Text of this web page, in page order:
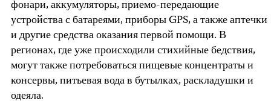
фонари, аккумуляторы, приемо-передающие
устройства с батареями, приборы GPS, а также аптечки
и другие средства оказания первой помощи. В
регионах, где уже происходили стихийные бедствия,
могут также потребоваться пищевые концентраты и
консервы, питьевая вода в бутылках, раскладушки и
одеяла.